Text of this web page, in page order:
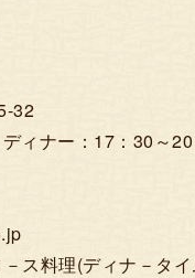
32
ナー：17：30～20
ス料理(ディナ－タ